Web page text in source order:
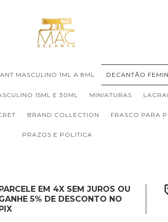
MASCULINO 1ML A 8ML DECANTÃO
15ML E 30ML MINIATURAS
BRAND COLLECTION FRASCO PARA
PRAZOS E POLITICA
EM 4X SEM JUROS OU
5% DE DESCONTO NO